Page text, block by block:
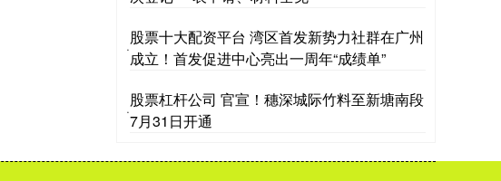
·
股票十大配资平台 湾区首发新势力社群在广州
成立！首发促进中心亮出一周年“成绩单”
·
股票杠杆公司 官宣！穗深城际竹料至新塘南段
7月31日开通